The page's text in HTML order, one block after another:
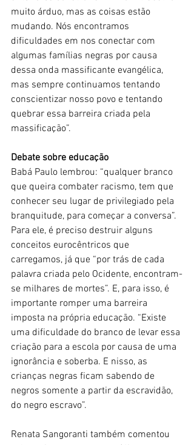
muito árduo, mas as coisas estão
mudando. Nós encontramos
dificuldades em nos conectar com
algumas famílias negras por causa
dessa onda massificante evangélica,
mas sempre continuamos tentando
conscientizar nosso povo e tentando
quebrar essa barreira criada pela
massificação”.
Debate sobre educação
Babá Paulo lembrou: “qualquer branco
que queira combater racismo, tem que
conhecer seu lugar de privilegiado pela
branquitude, para começar a conversa”.
Para ele, é preciso destruir alguns
conceitos eurocêntricos que
carregamos, já que “por trás de cada
palavra criada pelo Ocidente, encontram-
se milhares de mortes”. E, para isso, é
importante romper uma barreira
imposta na própria educação. “Existe
uma dificuldade do branco de levar essa
criação para a escola por causa de uma
ignorância e soberba. E nisso, as
crianças negras ficam sabendo de
negros somente a partir da escravidão,
do negro escravo”.
Renata Sangoranti também comentou